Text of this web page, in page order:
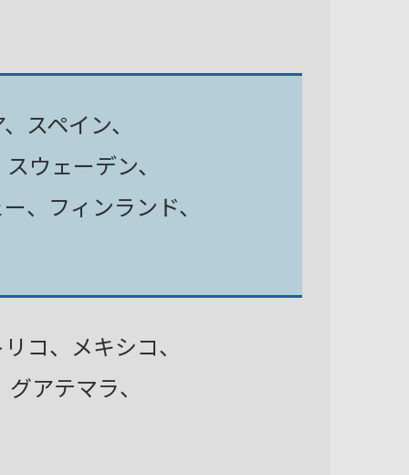
スペイン、
ウェーデン、
、フィンランド、
コ、メキシコ、
アテマラ、